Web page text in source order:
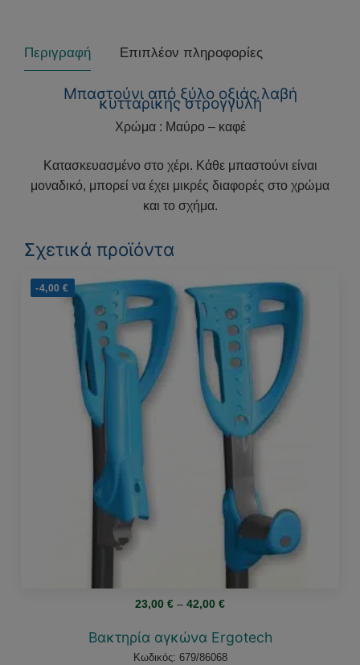
Περιγραφή Επιπλέον πληροφορίες
Μπαστούνι από ξύλο οξιάς λαβή
κυτταρικής στρογγυλή
Χρώμα : Μαύρο – καφέ
Κατασκευασμένο στο χέρι. Κάθε μπαστούνι είναι
μοναδικό, μπορεί να έχει μικρές διαφορές στο χρώμα
και το σχήμα.
Σχετικά προϊόντα
-4,00€
23,00 € – 42,00 €Price
through
42,00 €
Βακτηρία αγκώνα Ergotech
Κωδικός: 679/86068